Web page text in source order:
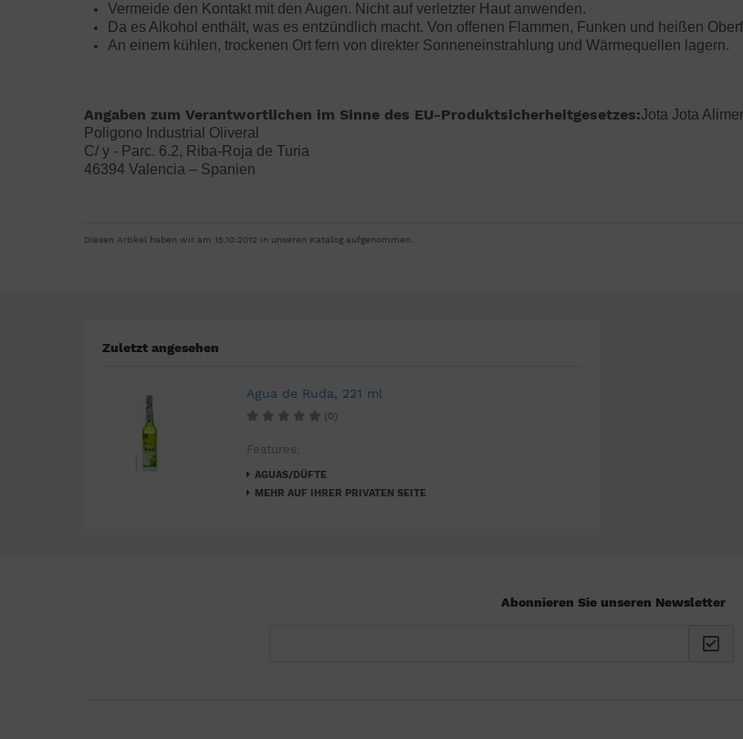
Vermeide den Kontakt mit den Augen. Nicht auf verletzter Haut anwenden.
Da es Alkohol enthält, was es entzündlich macht. Von offenen Flammen, Funken und heißen
An einem kühlen, trockenen Ort fern von direkter Sonneneinstrahlung und Wärmequellen lagern.
Angaben zum Verantwortlichen im Sinne des EU-Produktsicherheitgesetzes:Jota Jota
Poligono Industrial Oliveral
C/ y - Parc. 6.2, Riba-Roja de Turia
46394 Valencia – Spanien
Diesen Artikel haben wir am 15.10.2012 in unseren Katalog aufgenommen.
Zuletzt angesehen
Agua de Ruda, 221 ml
(0)
Features:
AGUAS/DÜFTE
MEHR AUF IHRER PRIVATEN SEITE
Abonnieren Sie unseren Newsletter